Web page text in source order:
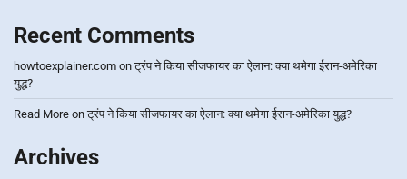
Recent Comments
howtoexplainer.com onट्रंप ने किया सीजफायर का ऐलान: क्या थमेगा ईरान-अमेरिका
युद्ध?
Read More onट्रंप ने किया सीजफायर का ऐलान: क्या थमेगा ईरान-अमेरिका युद्ध?
Archives